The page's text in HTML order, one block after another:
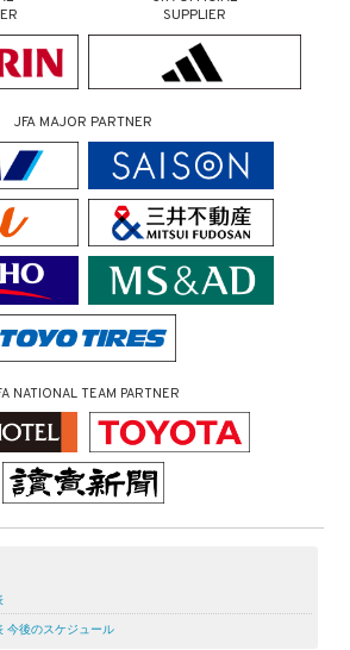
SUPPLIER
JFA MAJOR PARTNER
NATIONAL TEAM PARTNER
今後のスケジュール